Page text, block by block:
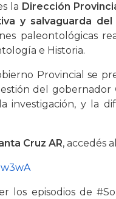
la Dirección
y salvaguarda
paleontológicas
e Historia.
Provincial se
del gobernador
investigación, y la
Cruz AR, accedés
los episodios de